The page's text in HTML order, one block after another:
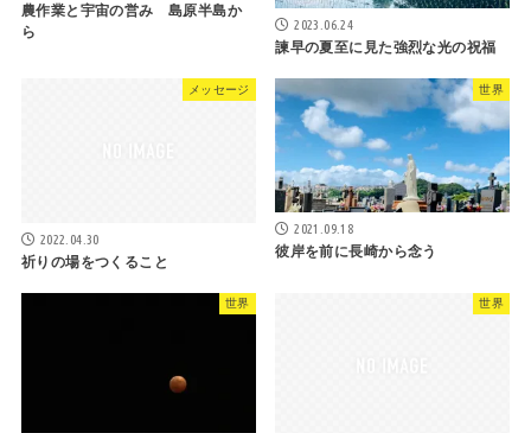
農作業と宇宙の営み 島原半島か
ら
2023.06.24
諫早の夏至に見た強烈な光の祝福
メッセージ
2022.04.30
祈りの場をつくること
世界
2021.09.18
彼岸を前に長崎から念う
世界 世界